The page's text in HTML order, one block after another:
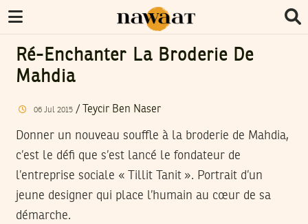
Ré-Enchanter La Broderie De
Mahdia
06 Jul 2015/ Teycir Ben Naser
Donner un nouveau souffle à la broderie de Mahdia,
c’est le défi que s’est lancé le fondateur de
l’entreprise sociale « Tillit Tanit ». Portrait d’un
jeune designer qui place l’humain au cœur de sa
démarche.